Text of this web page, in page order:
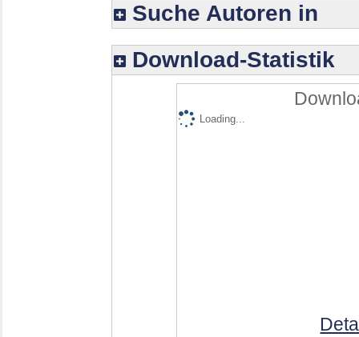
Suche Autoren in
Download-Statistik
Loading...